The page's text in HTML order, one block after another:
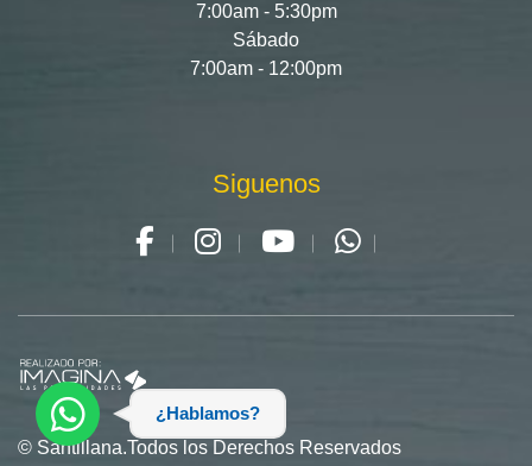
7:00am - 5:30pm
Sábado
7:00am - 12:00pm
Siguenos
© Santillana.Todos los Derechos Reservados
¿Hablamos?